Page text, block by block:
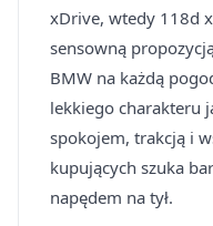
xDrive, wtedy 118d
sensowną
BMW na każdą
lekkiego charakteru
spokojem, trakcją i
kupujących szuka
napędem na tył.